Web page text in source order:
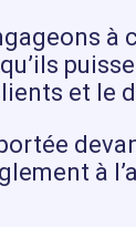
et le
à